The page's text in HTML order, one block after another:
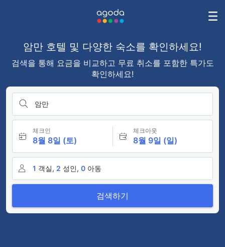
암만 호텔 및 다양한 숙소를 확인하세요!
검색을 통해 요금을 비교하고 무료 취소를 포함한 특가도
확인하세요!
암만
체크인
8월 8일 (토)
체크아웃
8월 9일 (일)
1 객실, 2 성인, 0 아동
검색하기